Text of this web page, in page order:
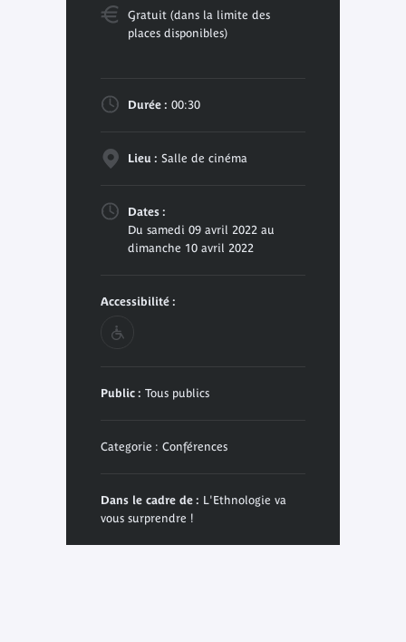
Gratuit (dans la limite des
places disponibles)
Durée : 00:30
Lieu : Salle de cinéma
Dates :
Du samedi 09 avril 2022 au
dimanche 10 avril 2022
Accessibilité :
Public : Tous publics
Categorie : Conférences
Dans le cadre de : L'Ethnologie va
vous surprendre !